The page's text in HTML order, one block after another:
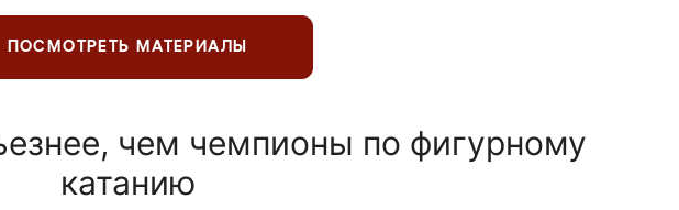
ПОСМОТРЕТЬ МАТЕРИАЛЫ
чем чемпионы по фигурному
катанию